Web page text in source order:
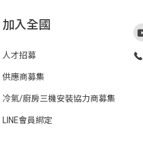
加入全國
人才招募
供應商募集
冷氣/廚房三機安裝協力商募集
LINE會員綁定